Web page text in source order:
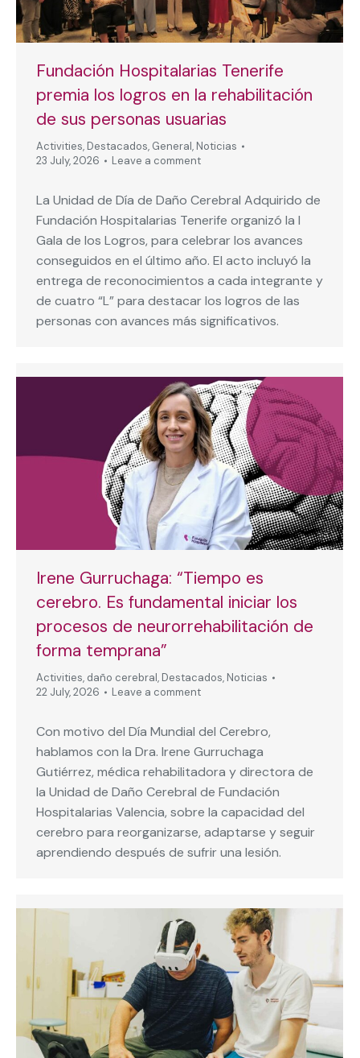
Fundación Hospitalarias Tenerife
premia los logros en la rehabilitación
de sus personas usuarias
Activities, Destacados, General, Noticias
23 July, 2026
Leave a comment
La Unidad de Día de Daño Cerebral Adquirido de
Fundación Hospitalarias Tenerife organizó la I
Gala de los Logros, para celebrar los avances
conseguidos en el último año. El acto incluyó la
entrega de reconocimientos a cada integrante y
de cuatro “L” para destacar los logros de las
personas con avances más significativos.
Irene Gurruchaga: “Tiempo es
cerebro. Es fundamental iniciar los
procesos de neurorrehabilitación de
forma temprana”
Activities, daño cerebral, Destacados, Noticias
22 July, 2026
Leave a comment
Con motivo del Día Mundial del Cerebro,
hablamos con la Dra. Irene Gurruchaga
Gutiérrez, médica rehabilitadora y directora de
la Unidad de Daño Cerebral de Fundación
Hospitalarias Valencia, sobre la capacidad del
cerebro para reorganizarse, adaptarse y seguir
aprendiendo después de sufrir una lesión.